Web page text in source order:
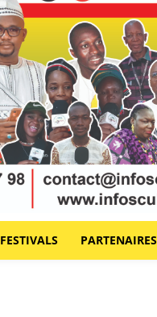
FESTIVALS PARTENAIRES